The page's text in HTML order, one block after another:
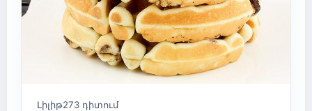
Լիլիթ273 դիտում